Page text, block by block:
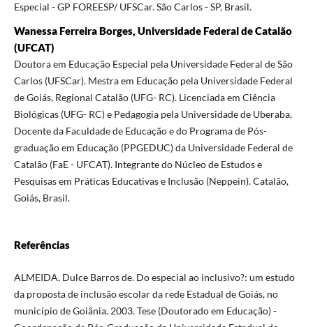
Especial - GP FOREESP/ UFSCar. São Carlos - SP, Brasil.
Wanessa Ferreira Borges, Universidade Federal de Catalão
(UFCAT)
Doutora em Educação Especial pela Universidade Federal de São
Carlos (UFSCar). Mestra em Educação pela Universidade Federal
de Goiás, Regional Catalão (UFG- RC). Licenciada em Ciência
Biológicas (UFG- RC) e Pedagogia pela Universidade de Uberaba,
Docente da Faculdade de Educação e do Programa de Pós-
graduação em Educação (PPGEDUC) da Universidade Federal de
Catalão (FaE - UFCAT). Integrante do Núcleo de Estudos e
Pesquisas em Práticas Educativas e Inclusão (Neppein). Catalão,
Goiás, Brasil.
Referências
ALMEIDA, Dulce Barros de. Do especial ao inclusivo?: um estudo
da proposta de inclusão escolar da rede Estadual de Goiás, no
município de Goiânia. 2003. Tese (Doutorado em Educação) -